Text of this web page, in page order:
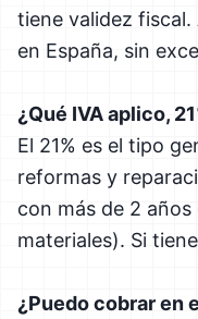
tiene validez
en España, sin
¿Qué IVA aplico,
El 21% es el tipo
reformas y
con más de 2
materiales). Si
¿Puedo cobrar en